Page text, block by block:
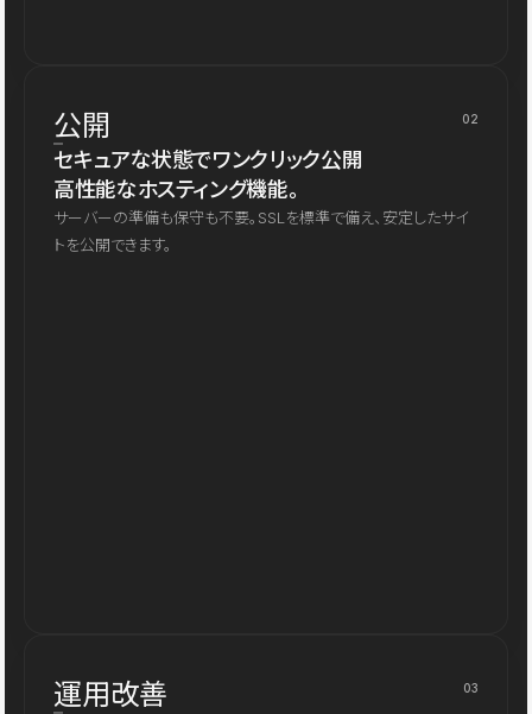
公開 02
セキュアな状態でワンクリック公開
高性能なホスティング機能。
サーバーの準備も保守も不要。SSLを標準で備え、安定したサイ
トを公開できます。
運用改善 03